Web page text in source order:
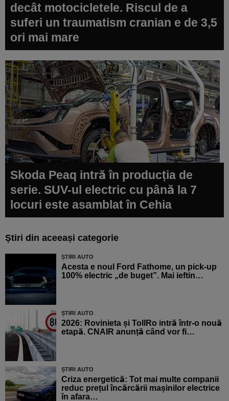
decât motocicletele. Riscul de a
suferi un traumatism cranian e de 3,5
ori mai mare
Skoda Peaq intră în producția de
serie. SUV-ul electric cu până la 7
locuri este asamblat în Cehia
Știri din aceeași categorie
ȘTIRI AUTO
Acesta e noul Ford Fathome, un pick-up
100% electric „de buget”. Mai ieftin…
ȘTIRI AUTO
2026: Rovinieta și TollRo intră într-o nouă
etapă. CNAIR anunță când vor fi…
ȘTIRI AUTO
Criza energetică: Tot mai multe companii
reduc prețul încărcării mașinilor electrice
în afara…